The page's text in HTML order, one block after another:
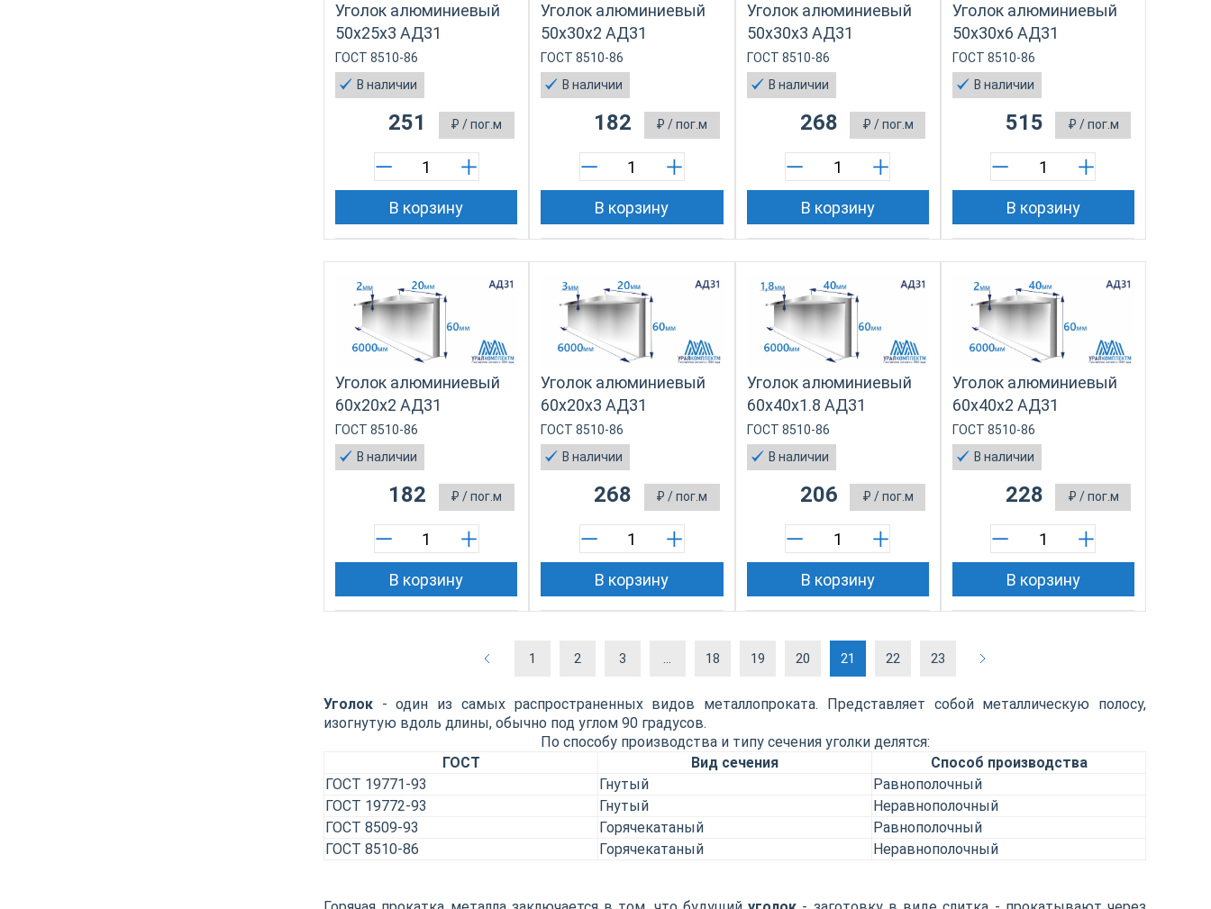
Уголок алюминиевый
50х25х3 АД31
ГОСТ 8510-86
В наличии
₽ / пог.м
251
В корзину
Уголок алюминиевый
50х30х2 АД31
ГОСТ 8510-86
В наличии
₽ / пог.м
182
В корзину
Уголок алюминиевый
50х30х3 АД31
ГОСТ 8510-86
В наличии
₽ / пог.м
268
В корзину
Уголок алюминиевый
50х30х6 АД31
ГОСТ 8510-86
В наличии
₽ / пог.м
515
В корзину
Уголок алюминиевый
60х20х2 АД31
ГОСТ 8510-86
В наличии
₽ / пог.м
182
В корзину
Уголок алюминиевый
60х20х3 АД31
ГОСТ 8510-86
В наличии
₽ / пог.м
268
В корзину
Уголок алюминиевый
60х40х1.8 АД31
ГОСТ 8510-86
В наличии
₽ / пог.м
206
В корзину
Уголок алюминиевый
60х40х2 АД31
ГОСТ 8510-86
В наличии
₽ / пог.м
228
В корзину
1 2 3 ... 18 19 20 21 22 23
Уголок - один из самых распространенных видов металлопроката. Представляет собой металлическую полосу,
изогнутую вдоль длины, обычно под углом 90 градусов.
По способу производства и типу сечения уголки делятся:
ГОСТ
Вид сечения
Способ производства
ГОСТ 19771-93
Гнутый
Равнополочный
ГОСТ 19772-93
Гнутый
Неравнополочный
ГОСТ 8509-93
Горячекатаный
Равнополочный
ГОСТ 8510-86
Горячекатаный Неравнополочный